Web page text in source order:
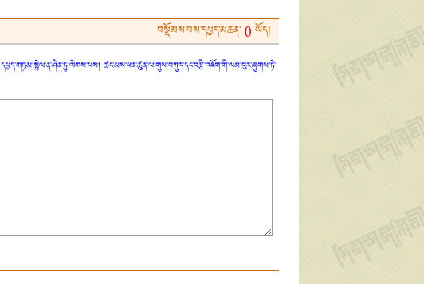
བསྡོམས་པས་དཔྱད་མཆན་ 0 ཡོད།
ཚང་མས་ཕན་ཚུན་ལ་གུས་བཀུར་དང་བརྩི་འཇོག་གི་ལམ་བུར་ཞུགས་ཏེ་